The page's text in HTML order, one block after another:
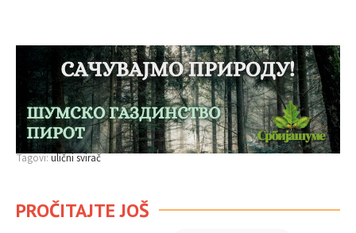
Tagovi:ulični svirač
PROČITAJTE JOŠ